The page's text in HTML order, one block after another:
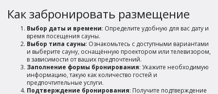
Как забронировать размещение
Выбор даты и времени: Определите удобную для вас дату и
время посещения сауны.
Выбор типа сауны: Ознакомьтесь с доступными вариантами
и выберите сауну, оснащённую проектором или телевизором,
в зависимости от ваших предпочтений.
Заполнение формы бронирования: Укажите необходимую
информацию, такую как количество гостей и
предпочтительные услуги.
Подтверждение бронирования: Получите подтверждение